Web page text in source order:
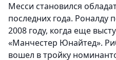
Месси становился
последних года. Роналду
2008 году, когда еще
«Манчестер Юнайтед».
вошел в тройку